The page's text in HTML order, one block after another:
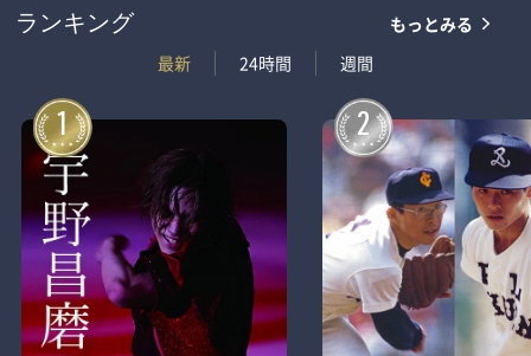
ランキング
最新
24時間 週間
もっとみる
1 2